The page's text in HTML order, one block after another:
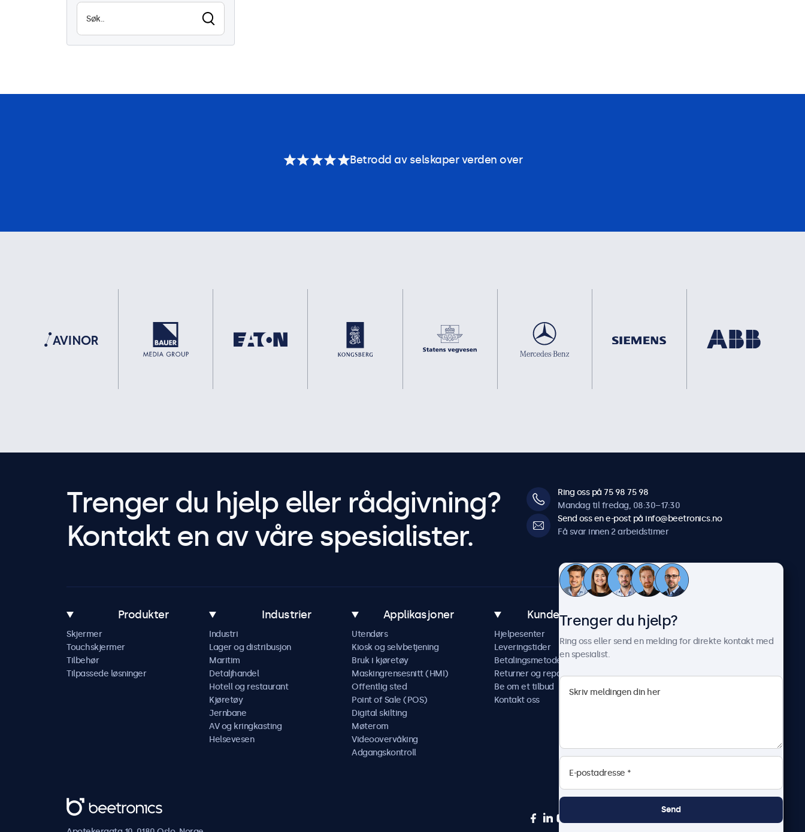
Betrodd av selskaper verden over
Trenger du hjelp eller rådgivning?
Kontakt en av våre spesialister.
Ring oss på 75 98 75 98
Mandag til fredag, 08:30–17:30
Send oss en e-post på info@beetronics.no
Få svar innen 2 arbeidstimer
Produkter
Skjermer
Touchskjermer
Tilbehør
Tilpassede løsninger
Industrier
Industri
Lager og distribusjon
Maritim
Detaljhandel
Hotell og restaurant
Kjøretøy
Jernbane
AV og kringkasting
Helsevesen
Applikasjoner
Utendørs
Kiosk og selvbetjening
Bruk i kjøretøy
Maskingrensesnitt (HMI)
Offentlig sted
Point of Sale (POS)
Digital skilting
Møterom
Videoovervåking
Adgangskontroll
Kundeservice
Hjelpesenter
Leveringstider
Betalingsmetoder
Returner og reparer
Be om et tilbud
Kontakt oss
Om Beetronics
Nyheter & oppdateringer
Jobb med oss
Betingelser og vilkår
Beetronics
Trenger du hjelp?
Ring oss eller send en melding for direkte kontakt med
en spesialist.
Send